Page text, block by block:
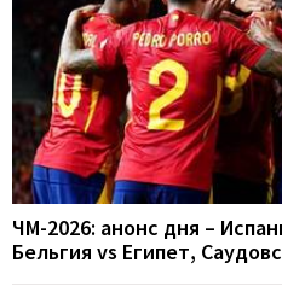
ЧМ-2026: анонс дня –
Бельгия vs Египет,